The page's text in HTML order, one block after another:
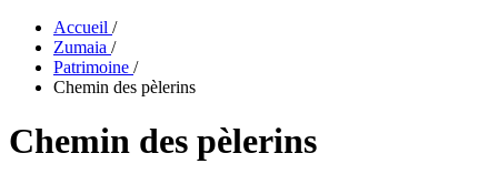
Accueil /
Zumaia /
Patrimoine /
Chemin des pèlerins
Chemin des pèlerins